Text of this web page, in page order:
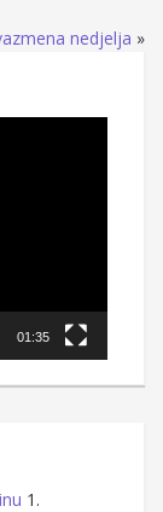
nedjelja »
01:35
1.